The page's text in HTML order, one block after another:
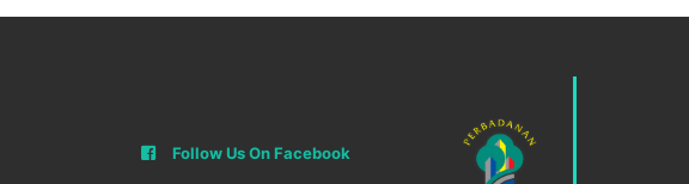
Follow Us On Facebook